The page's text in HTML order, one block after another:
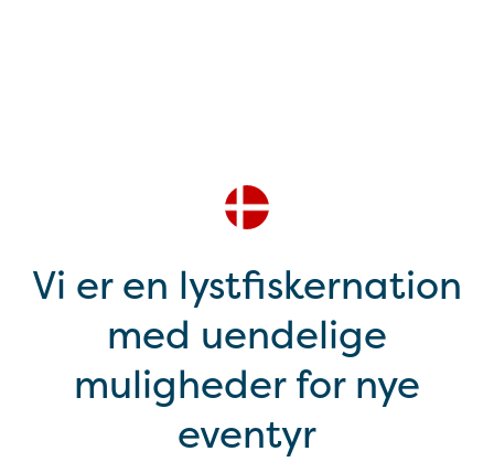
Vi er en lystfiskernation
med uendelige
muligheder for nye
eventyr